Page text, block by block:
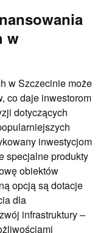
w
w Szczecinie może
co daje inwestorom
dotyczących
inwestycjom
specjalne produkty
obiektów
opcją są dotacje
dla
infrastruktury –